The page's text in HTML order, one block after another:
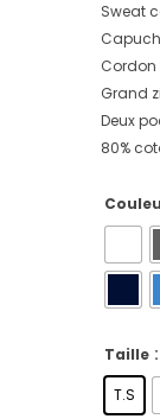
Sweat
Cordon
Grand
Deux
80%
Taille
T.S